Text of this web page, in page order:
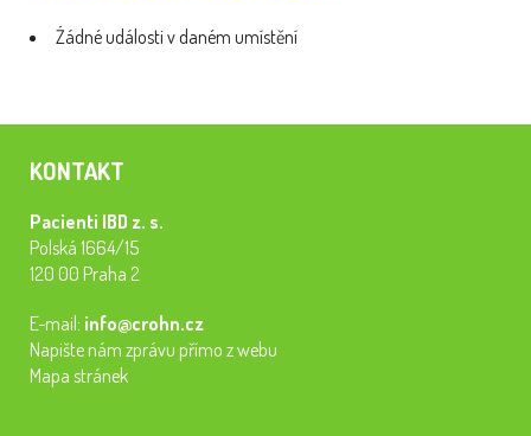
Źádné události v daném umístění
KONTAKT
Pacienti IBD z. s.
Polská 1664/15
120 00 Praha 2
E-mail: info@crohn.cz
Napište nám zprávu přímo z webu
Mapa stránek